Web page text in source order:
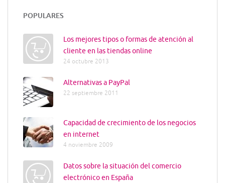
POPULARES
Los mejores tipos o formas de atención al
cliente en las tiendas online
24 octubre 2013
Alternativas a PayPal
22 septiembre 2011
Capacidad de crecimiento de los negocios
en internet
4 noviembre 2009
Datos sobre la situación del comercio
electrónico en España